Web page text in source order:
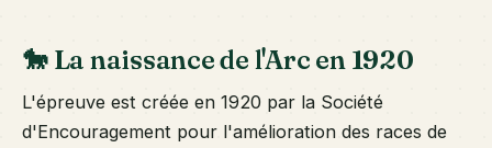
🐎 La naissance de l'Arc en 1920
L'épreuve est créée en 1920 par la Société
d'Encouragement pour l'amélioration des races de